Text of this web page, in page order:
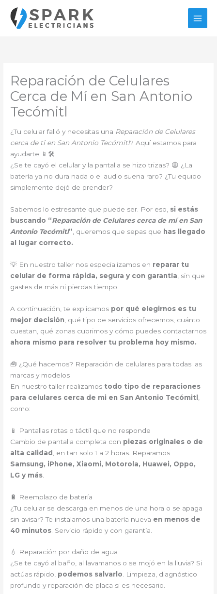
contenido
Reparación de Celulares
Cerca de Mí en San Antonio
Tecómitl
¿Tu celular falló y necesitas una Reparación de Celulares
cerca de ti en San Antonio Tecómitl? Aquí estamos para
ayudarte 📱🛠️
¿Se te cayó el celular y la pantalla se hizo trizas? 😩 ¿La
batería ya no dura nada o el audio suena raro? ¿Tu equipo
simplemente dejó de prender?
Sabemos lo estresante que puede ser. Por eso, si estás
buscando “Reparación de Celulares cerca de mí en San
Antonio Tecómitl” , queremos que sepas que has llegado
al lugar correcto.
💡 En nuestro taller nos especializamos en reparar tu
celular de forma rápida, segura y con garantía , sin que
gastes de más ni pierdas tiempo.
A continuación, te explicamos por qué elegirnos es tu
mejor decisión , qué tipo de servicios ofrecemos, cuánto
cuestan, qué zonas cubrimos y cómo puedes contactarnos
ahora mismo para resolver tu problema hoy mismo.
🧰 ¿Qué hacemos? Reparación de celulares para todas las
marcas y modelos
En nuestro taller realizamos todo tipo de reparaciones
para celulares cerca de mi en San Antonio Tecómitl
como:
📱 Pantallas rotas o táctil que no responde
Cambio de pantalla completa con piezas originales o de
alta calidad
, en tan solo 1 a 2 horas. Reparamos
Samsung, iPhone, Xiaomi, Motorola, Huawei, Oppo,
LG y más
🔋 Reemplazo de batería
¿Tu celular se descarga en menos de una hora o se apaga
sin avisar? Te instalamos una batería nueva en menos de
40 minutos . Servicio rápido y con garantía.
💧 Reparación por daño de agua
¿Se te cayó al baño, al lavamanos o se mojó en la lluvia? Si
actúas rápido, podemos salvarlo. Limpieza, diagnóstico
profundo y reparación de placa si es necesario.